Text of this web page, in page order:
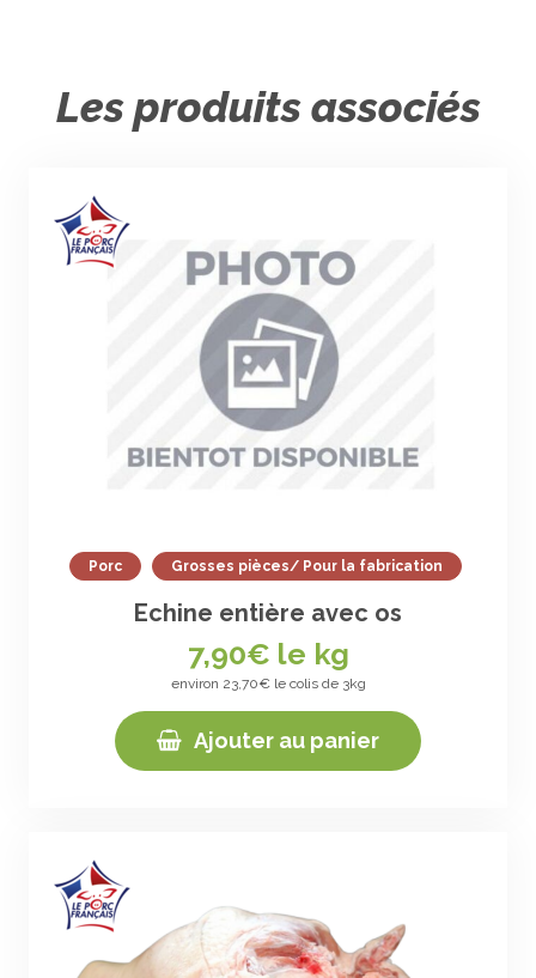
Les produits associés
Porc Grosses pièces/ Pour la fabrication
Echine entière avec os
7,90€ le kg
environ 23,70€ le colis de 3kg
Ajouter au panier